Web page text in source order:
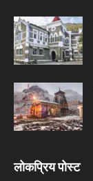
लोकप्रिय पोस्ट